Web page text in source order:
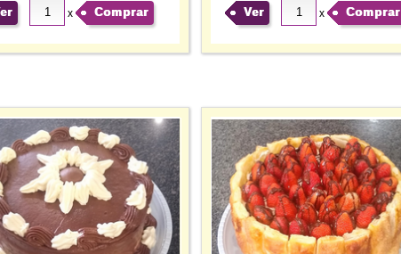
x Comprar Ver x Comprar